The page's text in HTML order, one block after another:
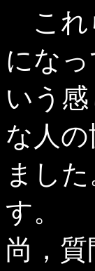
これ
にな
いう
な人
まし
す。
尚，